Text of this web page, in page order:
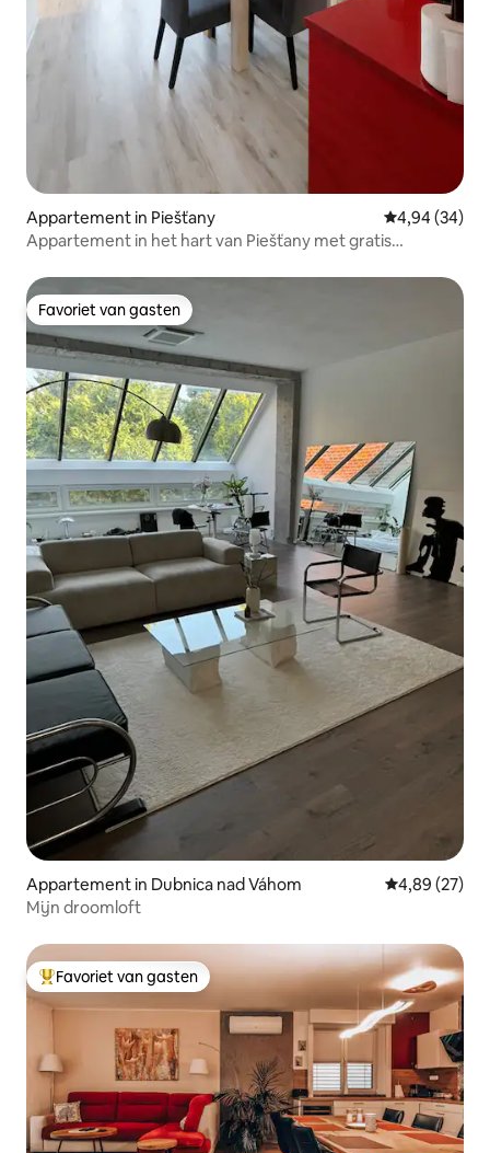
Appartement in Piešťany Gemiddelde
4,94 (34)
Appartement in het hart van Piešťany met gratis
Favoriet van gasten
Favoriet van gasten
Appartement in Dubnica nad Váhom Gemiddelde
4,89 (27)
Mijn droomloft
Topfavoriet van gasten
Favoriet van gasten